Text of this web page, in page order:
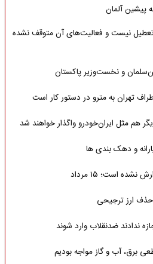
پیشین آلمان
نیست و فعالیت‌های آن متوقف نشده
بن‌سلمان و نخست‌وزیر پاکستان
تهران به مترو در دستور کار است
هم مثل ایران‌خودرو واگذار خواهند شد
و دهک بندی ها
است؛ ۱۵ مرداد
حذف ارز ترجیحی
ندادند ضدنقلاب وارد شوند
برق، آب و گاز مواجه بودیم